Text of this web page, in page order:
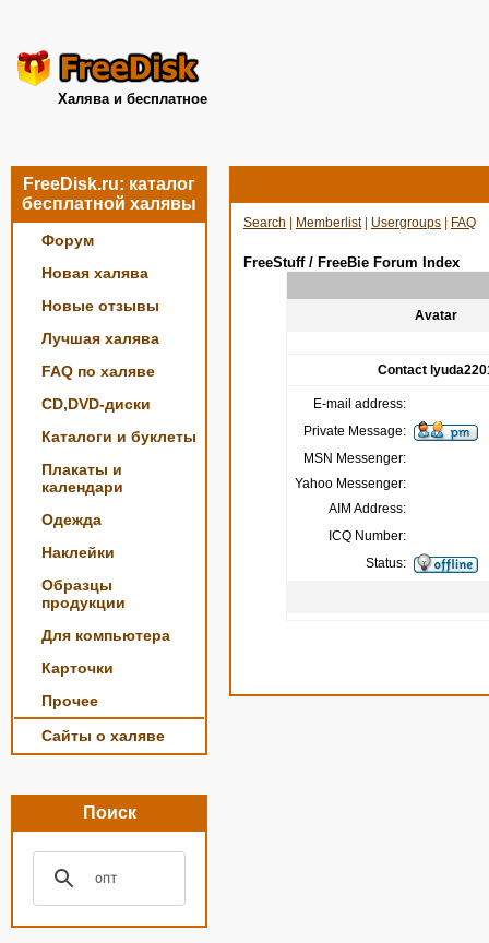
Халява и бесплатное
FreeDisk.ru: каталог
бесплатной халявы
Форум
Новая халява
Новые отзывы
Лучшая халява
FAQ по халяве
CD,DVD-диски
Каталоги и буклеты
Плакаты и
календари
Одежда
Наклейки
Образцы
продукции
Для компьютера
Карточки
Прочее
Сайты о халяве
Поиск
Search Memberlist| Usergroups FAQ
FreeStuff / FreeBie Forum Index
Avatar
Contact
E-mail address:
Private Message:
MSN Messenger:
Yahoo Messenger:
AIM Address:
ICQ Number:
Status: